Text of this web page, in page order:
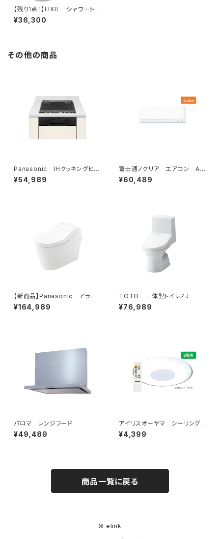
【残り1点！】LIXIL シャワートイ
レ KA21
¥36,300
その他の商品
Panasonic IHクッキングヒー
ター 2口＋ラジエントヒーター
¥54,989
富士通ノクリア エアコン AH
シリーズ2025年 2.5kw
¥60,489
【新商品】Panasonic アラウ
ーノS160
¥164,989
TOTO 一体型トイレZJ
¥76,989
パロマ レンジフード
¥49,489
アイリスオーヤマ シーリングラ
イト 8畳
¥4,399
商品一覧に戻る
© elink